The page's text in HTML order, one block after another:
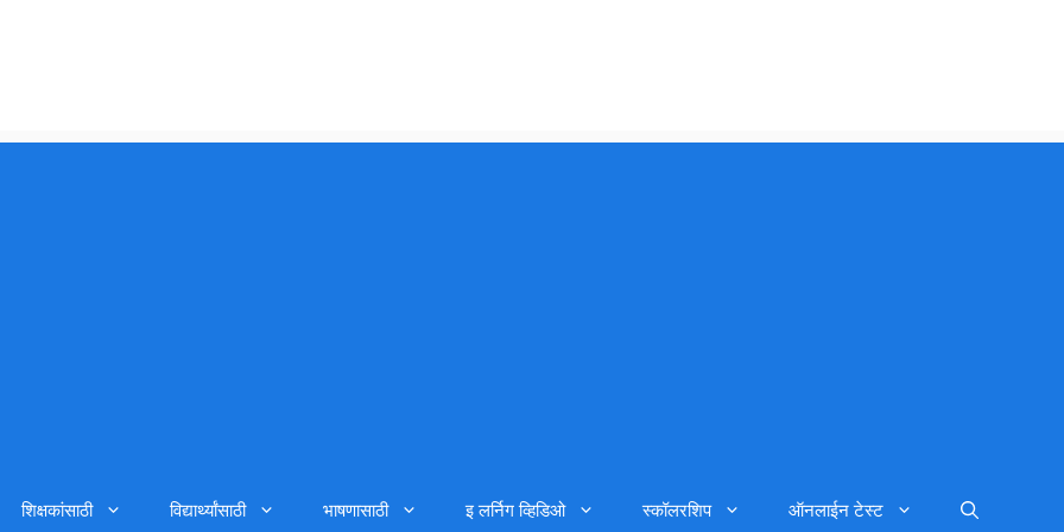
शिक्षकांसाठी विद्यार्थ्यांसाठी भाषणासाठी इ लर्निग व्हिडिओ स्कॉलरशिप ऑनलाईन टेस्ट